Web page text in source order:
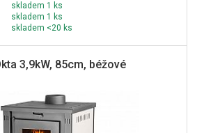
skladem 1 ks
skladem 1 ks
skladem <20 ks
3,9kW, 85cm, béžové